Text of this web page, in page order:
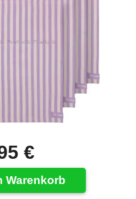
€
Warenkorb